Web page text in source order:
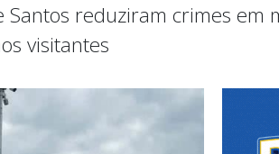
reduziram crimes em
visitantes